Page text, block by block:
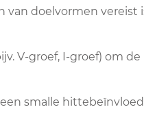
doelvormen vereist
V-groef, I-groef) om de
smalle